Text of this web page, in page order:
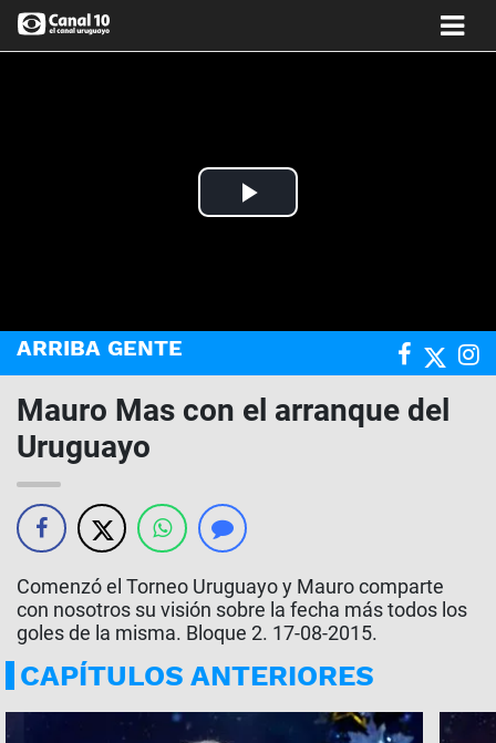
Play
ARRIBA GENTE
Mauro Mas con el arranque del
Uruguayo
Comenzó el Torneo Uruguayo y Mauro comparte
con nosotros su visión sobre la fecha más todos los
goles de la misma. Bloque 2. 17-08-2015.
CAPÍTULOS ANTERIORES